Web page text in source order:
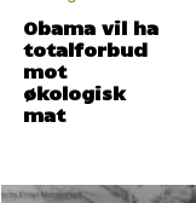
Obama vil ha
totalforbud
mot
økologisk
mat